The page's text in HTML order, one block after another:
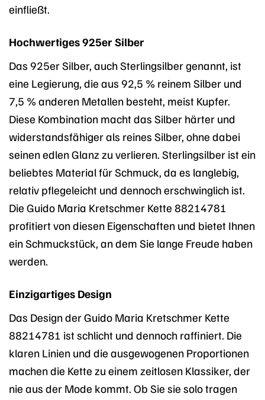
einfließt.
Hochwertiges 925er Silber
Das 925er Silber, auch Sterlingsilber genannt, ist
eine Legierung, die aus 92,5 % reinem Silber und
7,5 % anderen Metallen besteht, meist Kupfer.
Diese Kombination macht das Silber härter und
widerstandsfähiger als reines Silber, ohne dabei
seinen edlen Glanz zu verlieren. Sterlingsilber ist ein
beliebtes Material für Schmuck, da es langlebig,
relativ pflegeleicht und dennoch erschwinglich ist.
Die Guido Maria Kretschmer Kette 88214781
profitiert von diesen Eigenschaften und bietet Ihnen
ein Schmuckstück, an dem Sie lange Freude haben
werden.
Einzigartiges Design
Das Design der Guido Maria Kretschmer Kette
88214781 ist schlicht und dennoch raffiniert. Die
klaren Linien und die ausgewogenen Proportionen
machen die Kette zu einem zeitlosen Klassiker, der
nie aus der Mode kommt. Ob Sie sie solo tragen